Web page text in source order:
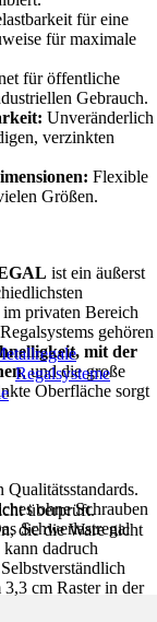
für eine
für maximale
für öffentliche
Gebrauch.
Unveränderlich
verzinkten
Flexible
Größen.
ist ein äußerst
privaten Bereich
gehören
mit der
, und die große
Oberfläche sorgt
ohne Schrauben
Schwerlastregal
kann dadruch
cm Raster in der
Regalsysteme
überprüft.
die die Ware nicht